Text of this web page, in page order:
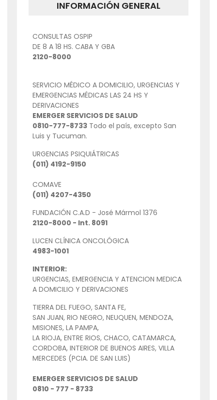
INFORMACIÓN GENERAL
CONSULTAS OSPIP
DE 8 A 18 HS. CABA Y GBA
2120-8000
SERVICIO MÉDICO A DOMICILIO, URGENCIAS Y
EMERGENCIAS MÉDICAS LAS 24 HS Y
DERIVACIONES
EMERGER SERVICIOS DE SALUD
0810-777-8733 Todo el país, excepto San
Luis y Tucuman.
URGENCIAS PSIQUIÁTRICAS
(011) 4192-9150
COMAVE
(011) 4207-4350
FUNDACIÓN C.A.D - José Mármol 1376
2120-8000 - Int. 8091
LUCEN CLÍNICA ONCOLÓGICA
4983-1001
INTERIOR:
URGENCIAS, EMERGENCIA Y ATENCION MEDICA
A DOMICILIO Y DERIVACIONES
TIERRA DEL FUEGO, SANTA FE,
SAN JUAN, RIO NEGRO, NEUQUEN, MENDOZA,
MISIONES, LA PAMPA,
LA RIOJA, ENTRE RIOS, CHACO, CATAMARCA,
CORDOBA, INTERIOR DE BUENOS AIRES, VILLA
MERCEDES (PCIA. DE SAN LUIS)
EMERGER SERVICIOS DE SALUD
0810 - 777 - 8733